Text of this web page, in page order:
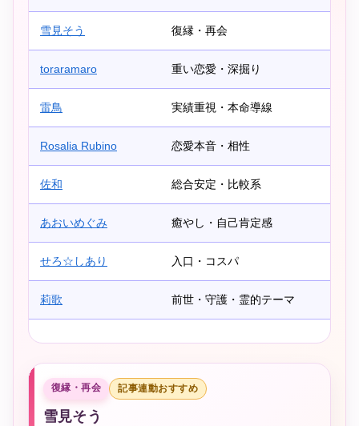
雪見そう 復縁・再会
toraramaro 重い恋愛・深掘り
雷鳥 実績重視・本命導線
Rosalia Rubino 恋愛本音・相性
佐和 総合安定・比較系
あおいめぐみ 癒やし・自己肯定感
せろ☆しあり 入口・コスパ
莉歌 前世・守護・霊的テーマ
復縁・再会 記事連動おすすめ
雪見そう